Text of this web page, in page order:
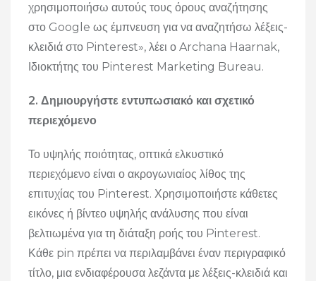
χρησιμοποιήσω αυτούς τους όρους αναζήτησης
στο Google ως έμπνευση για να αναζητήσω λέξεις-
κλειδιά στο Pinterest», λέει ο Archana Haarnak,
Ιδιοκτήτης του Pinterest Marketing Bureau.
2. Δημιουργήστε εντυπωσιακό και σχετικό
περιεχόμενο
Το υψηλής ποιότητας, οπτικά ελκυστικό
περιεχόμενο είναι ο ακρογωνιαίος λίθος της
επιτυχίας του Pinterest. Χρησιμοποιήστε κάθετες
εικόνες ή βίντεο υψηλής ανάλυσης που είναι
βελτιωμένα για τη διάταξη ροής του Pinterest.
Κάθε pin πρέπει να περιλαμβάνει έναν περιγραφικό
τίτλο, μια ενδιαφέρουσα λεζάντα με λέξεις-κλειδιά και